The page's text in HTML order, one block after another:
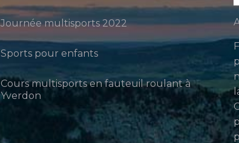
Journée multisports 2022
Sports pour enfants
Cours multisports en fauteuil roulant à
Yverdon